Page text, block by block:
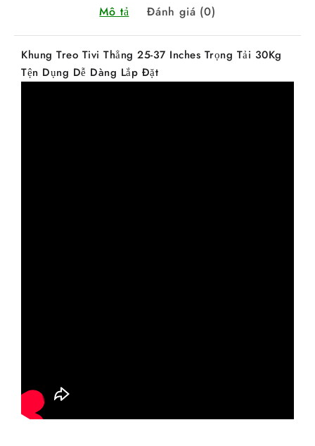
Mô tả Đánh giá (0)
Khung Treo Tivi Thẳng 25-37 Inches Trọng Tải 30Kg
Tện Dụng Dễ Dàng Lắp Đặt